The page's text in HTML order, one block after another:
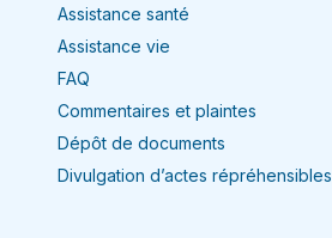
Assistance santé
Assistance vie
FAQ
Commentaires et plaintes
Dépôt de documents
Divulgation d’actes répréhensibles